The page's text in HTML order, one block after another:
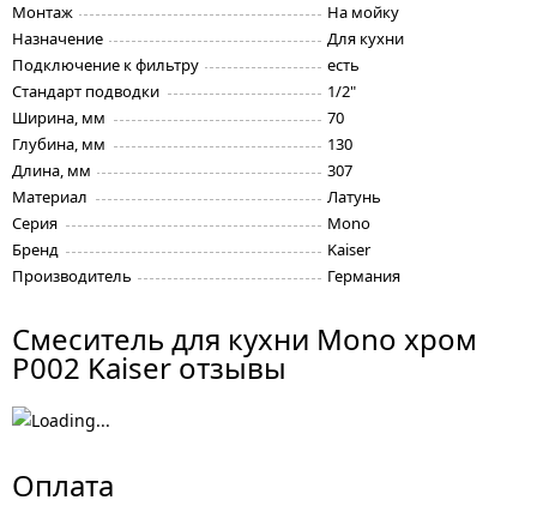
Монтаж
На мойку
Назначение
Для кухни
Подключение к фильтру
есть
Стандарт подводки
1/2"
Ширина, мм
70
Глубина, мм
130
Длина, мм
307
Материал
Латунь
Серия
Mono
Бренд
Kaiser
Производитель
Германия
Смеситель для кухни Mono хром
P002 Kaiser отзывы
Оплата